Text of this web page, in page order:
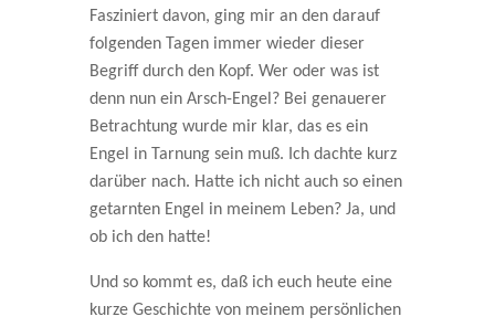
Fasziniert davon, ging mir an den darauf
folgenden Tagen immer wieder dieser
Begriff durch den Kopf. Wer oder was ist
denn nun ein Arsch-Engel? Bei genauerer
Betrachtung wurde mir klar, das es ein
Engel in Tarnung sein muß. Ich dachte kurz
darüber nach. Hatte ich nicht auch so einen
getarnten Engel in meinem Leben? Ja, und
ob ich den hatte!
Und so kommt es, daß ich euch heute eine
kurze Geschichte von meinem persönlichen